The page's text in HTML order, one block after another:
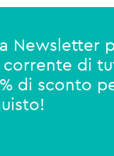
Newsletter
corrente di
di sconto